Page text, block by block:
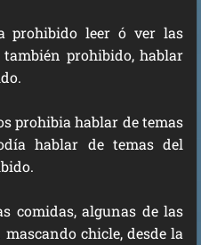
prohibido leer ó ver las
prohibido, hablar
prohibia hablar de temas
hablar de temas del
comidas, algunas de las
chicle, desde la